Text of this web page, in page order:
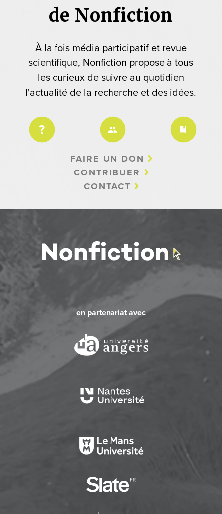
de Nonfiction
À la fois média participatif et revue
scientifique, Nonfiction propose à tous
les curieux de suivre au quotidien
l'actualité de la recherche et des idées.
FAIRE UN DON
CONTRIBUER
CONTACT
en partenariat avec